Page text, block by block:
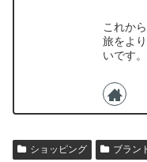
これか
旅をよ
いです。
ショッピング ブラン